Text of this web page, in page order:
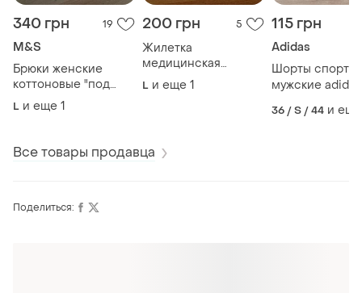
340 грн 19
M&S
Брюки женские
коттоновые "под
лен" m&amp;s
L и еще 1
200 грн 5
Жилетка
медицинская
унисекс,белая,l
L и еще 1
115 грн
Adidas
Шорты
мужские adidas
синие
36 / S / 44 и еще
Все товары продавца
Поделиться: